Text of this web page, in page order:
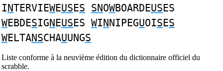
INTERVIEWEUSES SNOWBOARDEUSES
WEBDESIGNEUSES WINNIPEGUOISES
WELTANSCHAUUNGS
Liste conforme à la neuvième édition du dictionnaire officiel du
scrabble.